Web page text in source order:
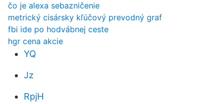
čo je alexa sebazničenie
metrický cisársky kľúčový prevodný graf
fbi ide po hodvábnej ceste
hgr cena akcie
YQ
Jz
RpjH